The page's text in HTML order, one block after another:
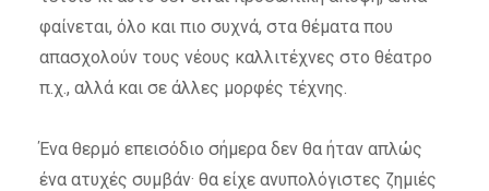
φαίνεται, όλο και πιο συχνά, στα θέματα που
απασχολούν τους νέους καλλιτέχνες στο θέατρο
π.χ., αλλά και σε άλλες μορφές τέχνης.
Ένα θερμό επεισόδιο σήμερα δεν θα ήταν απλώς
ένα ατυχές συμβάν· θα είχε ανυπολόγιστες ζημιές